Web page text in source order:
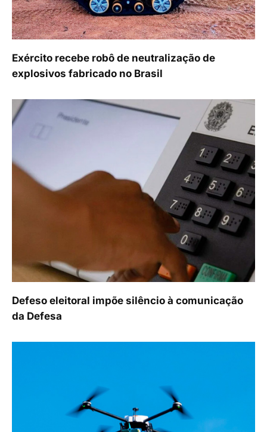
Exército recebe robô de neutralização de
explosivos fabricado no Brasil
Defeso eleitoral impõe silêncio à comunicação
da Defesa